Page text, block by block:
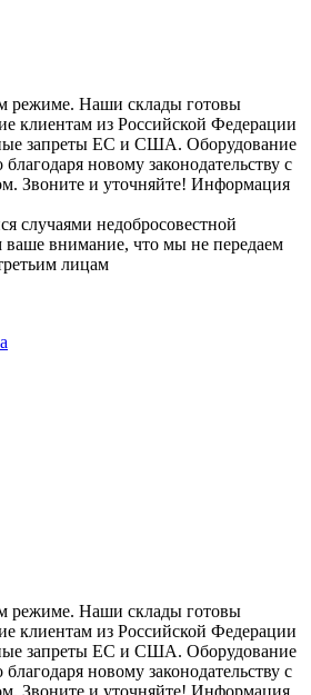
режиме. Наши склады готовы
клиентам из Российской Федерации
запреты ЕС и США. Оборудование
новому законодательству с
Звоните и уточняйте! Информация
случаями недобросовестной
внимание, что мы не передаем
лицам
режиме. Наши склады готовы
клиентам из Российской Федерации
запреты ЕС и США. Оборудование
новому законодательству с
Звоните и уточняйте! Информация